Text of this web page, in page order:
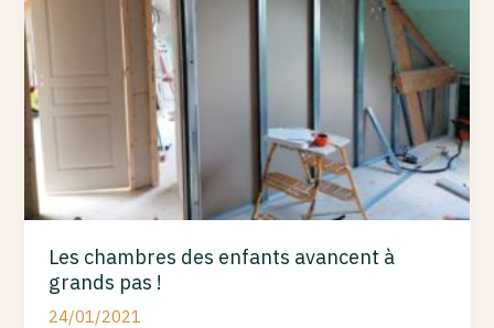
Les chambres des enfants avancent à
grands pas !
24/01/2021
pas